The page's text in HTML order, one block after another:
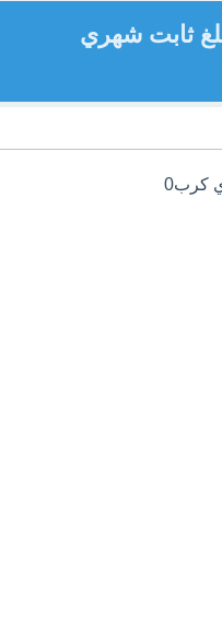
ثابت شهري
كرب0